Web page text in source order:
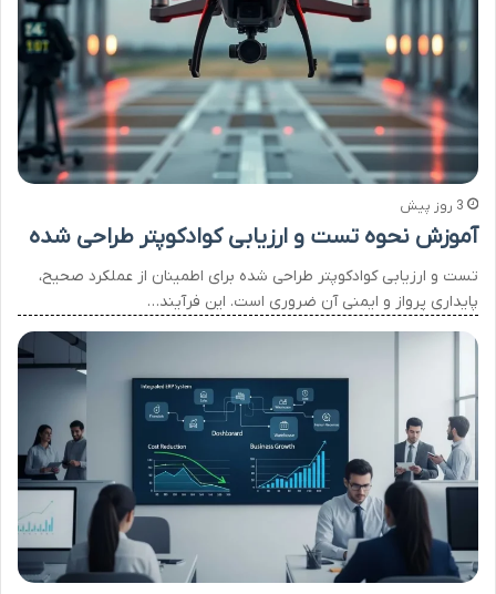
3 روز پیش
آموزش نحوه تست و ارزیابی کوادکوپتر طراحی شده
تست و ارزیابی کوادکوپتر طراحی شده برای اطمینان از عملکرد صحیح،
پایداری پرواز و ایمنی آن ضروری است. این فرآیند…